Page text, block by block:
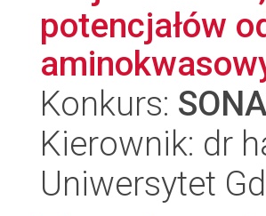
potencjałów
Konkurs:
Kierownik: dr
Uniwersytet